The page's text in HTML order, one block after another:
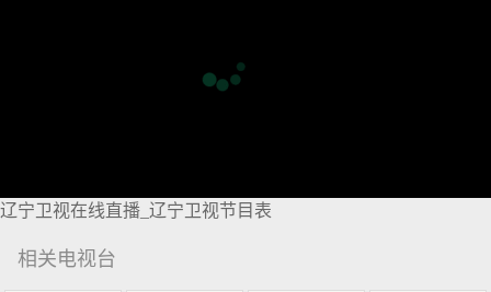
辽宁卫视在线直播_辽宁卫视节目表
相关电视台